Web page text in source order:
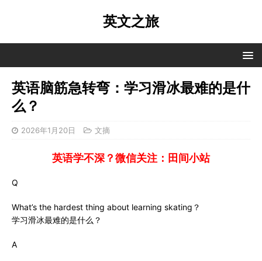
英文之旅
英语脑筋急转弯：学习滑冰最难的是什
么？
2026年1月20日 文摘
英语学不深？微信关注：田间小站
Q
What’s the hardest thing about learning skating？
学习滑冰最难的是什么？
A